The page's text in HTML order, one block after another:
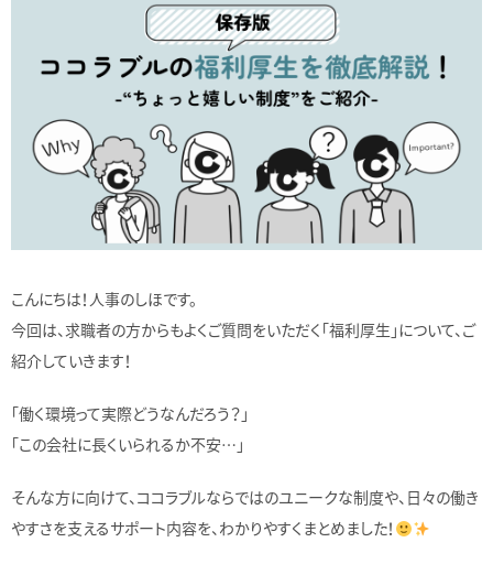
こんにちは！人事のしほです。
今回は、求職者の方からもよくご質問をいただく「福利厚生」について、ご
紹介していきます！
「働く環境って実際どうなんだろう？」
「この会社に長くいられるか不安…」
そんな方に向けて、ココラブルならではのユニークな制度や、日々の働き
やすさを支えるサポート内容を、わかりやすくまとめました！